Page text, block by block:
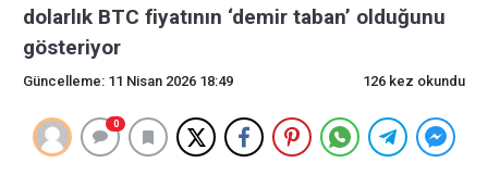
dolarlık BTC fiyatının ‘demir taban’ olduğunu
gösteriyor
Güncelleme: 11 Nisan 2026 18:49 126 kez okundu
0